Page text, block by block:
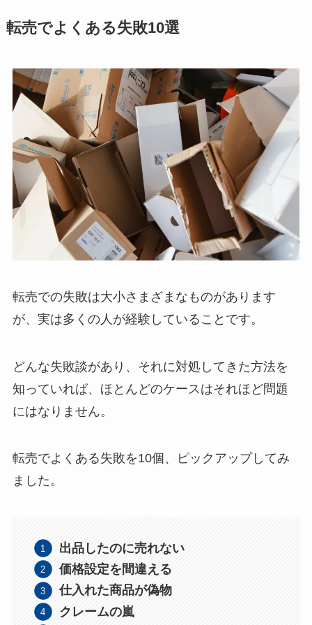
転売でよくある失敗10選
転売での失敗は大小さまざまなものがあります
が、実は多くの人が経験していることです。
どんな失敗談があり、それに対処してきた方法を
知っていれば、ほとんどのケースはそれほど問題
にはなりません。
転売でよくある失敗を10個、ピックアップしてみ
ました。
出品したのに売れない
価格設定を間違える
仕入れた商品が偽物
クレームの嵐